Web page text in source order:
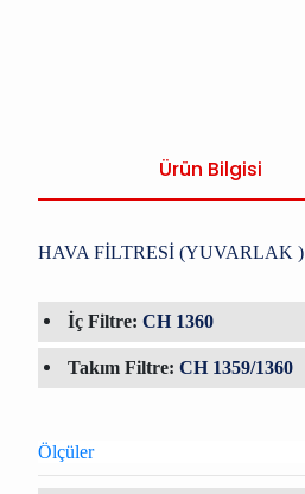
Ürün Bilgisi
HAVA FİLTRESİ (YUVARLAK )
İç Filtre: CH 1360
Takım Filtre: CH 1359/1360
Ölçüler